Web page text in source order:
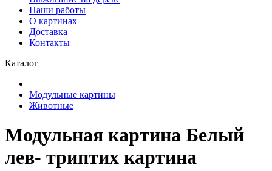
Наши работы
О картинах
Доставка
Контакты
Каталог
Модульные картины
Животные
Модульная картина Белый
лев- триптих картина